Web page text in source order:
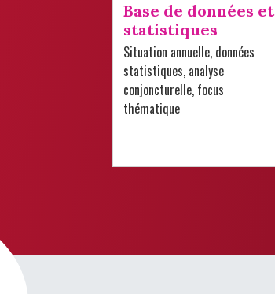
Base de données et
statistiques
Situation annuelle, données
statistiques, analyse
conjoncturelle, focus
thématique